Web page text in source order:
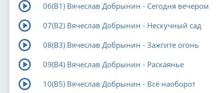
06(В1) Вячеслав Добрынин - Сегодня вечером
07(В2) Вячеслав Добрынин - Нескучный сад
08(В3) Вячеслав Добрынин - Зажгите огонь
09(В4) Вячеслав Добрынин - Раскаянье
10(В5) Вячеслав Добрынин - Всё наоборот